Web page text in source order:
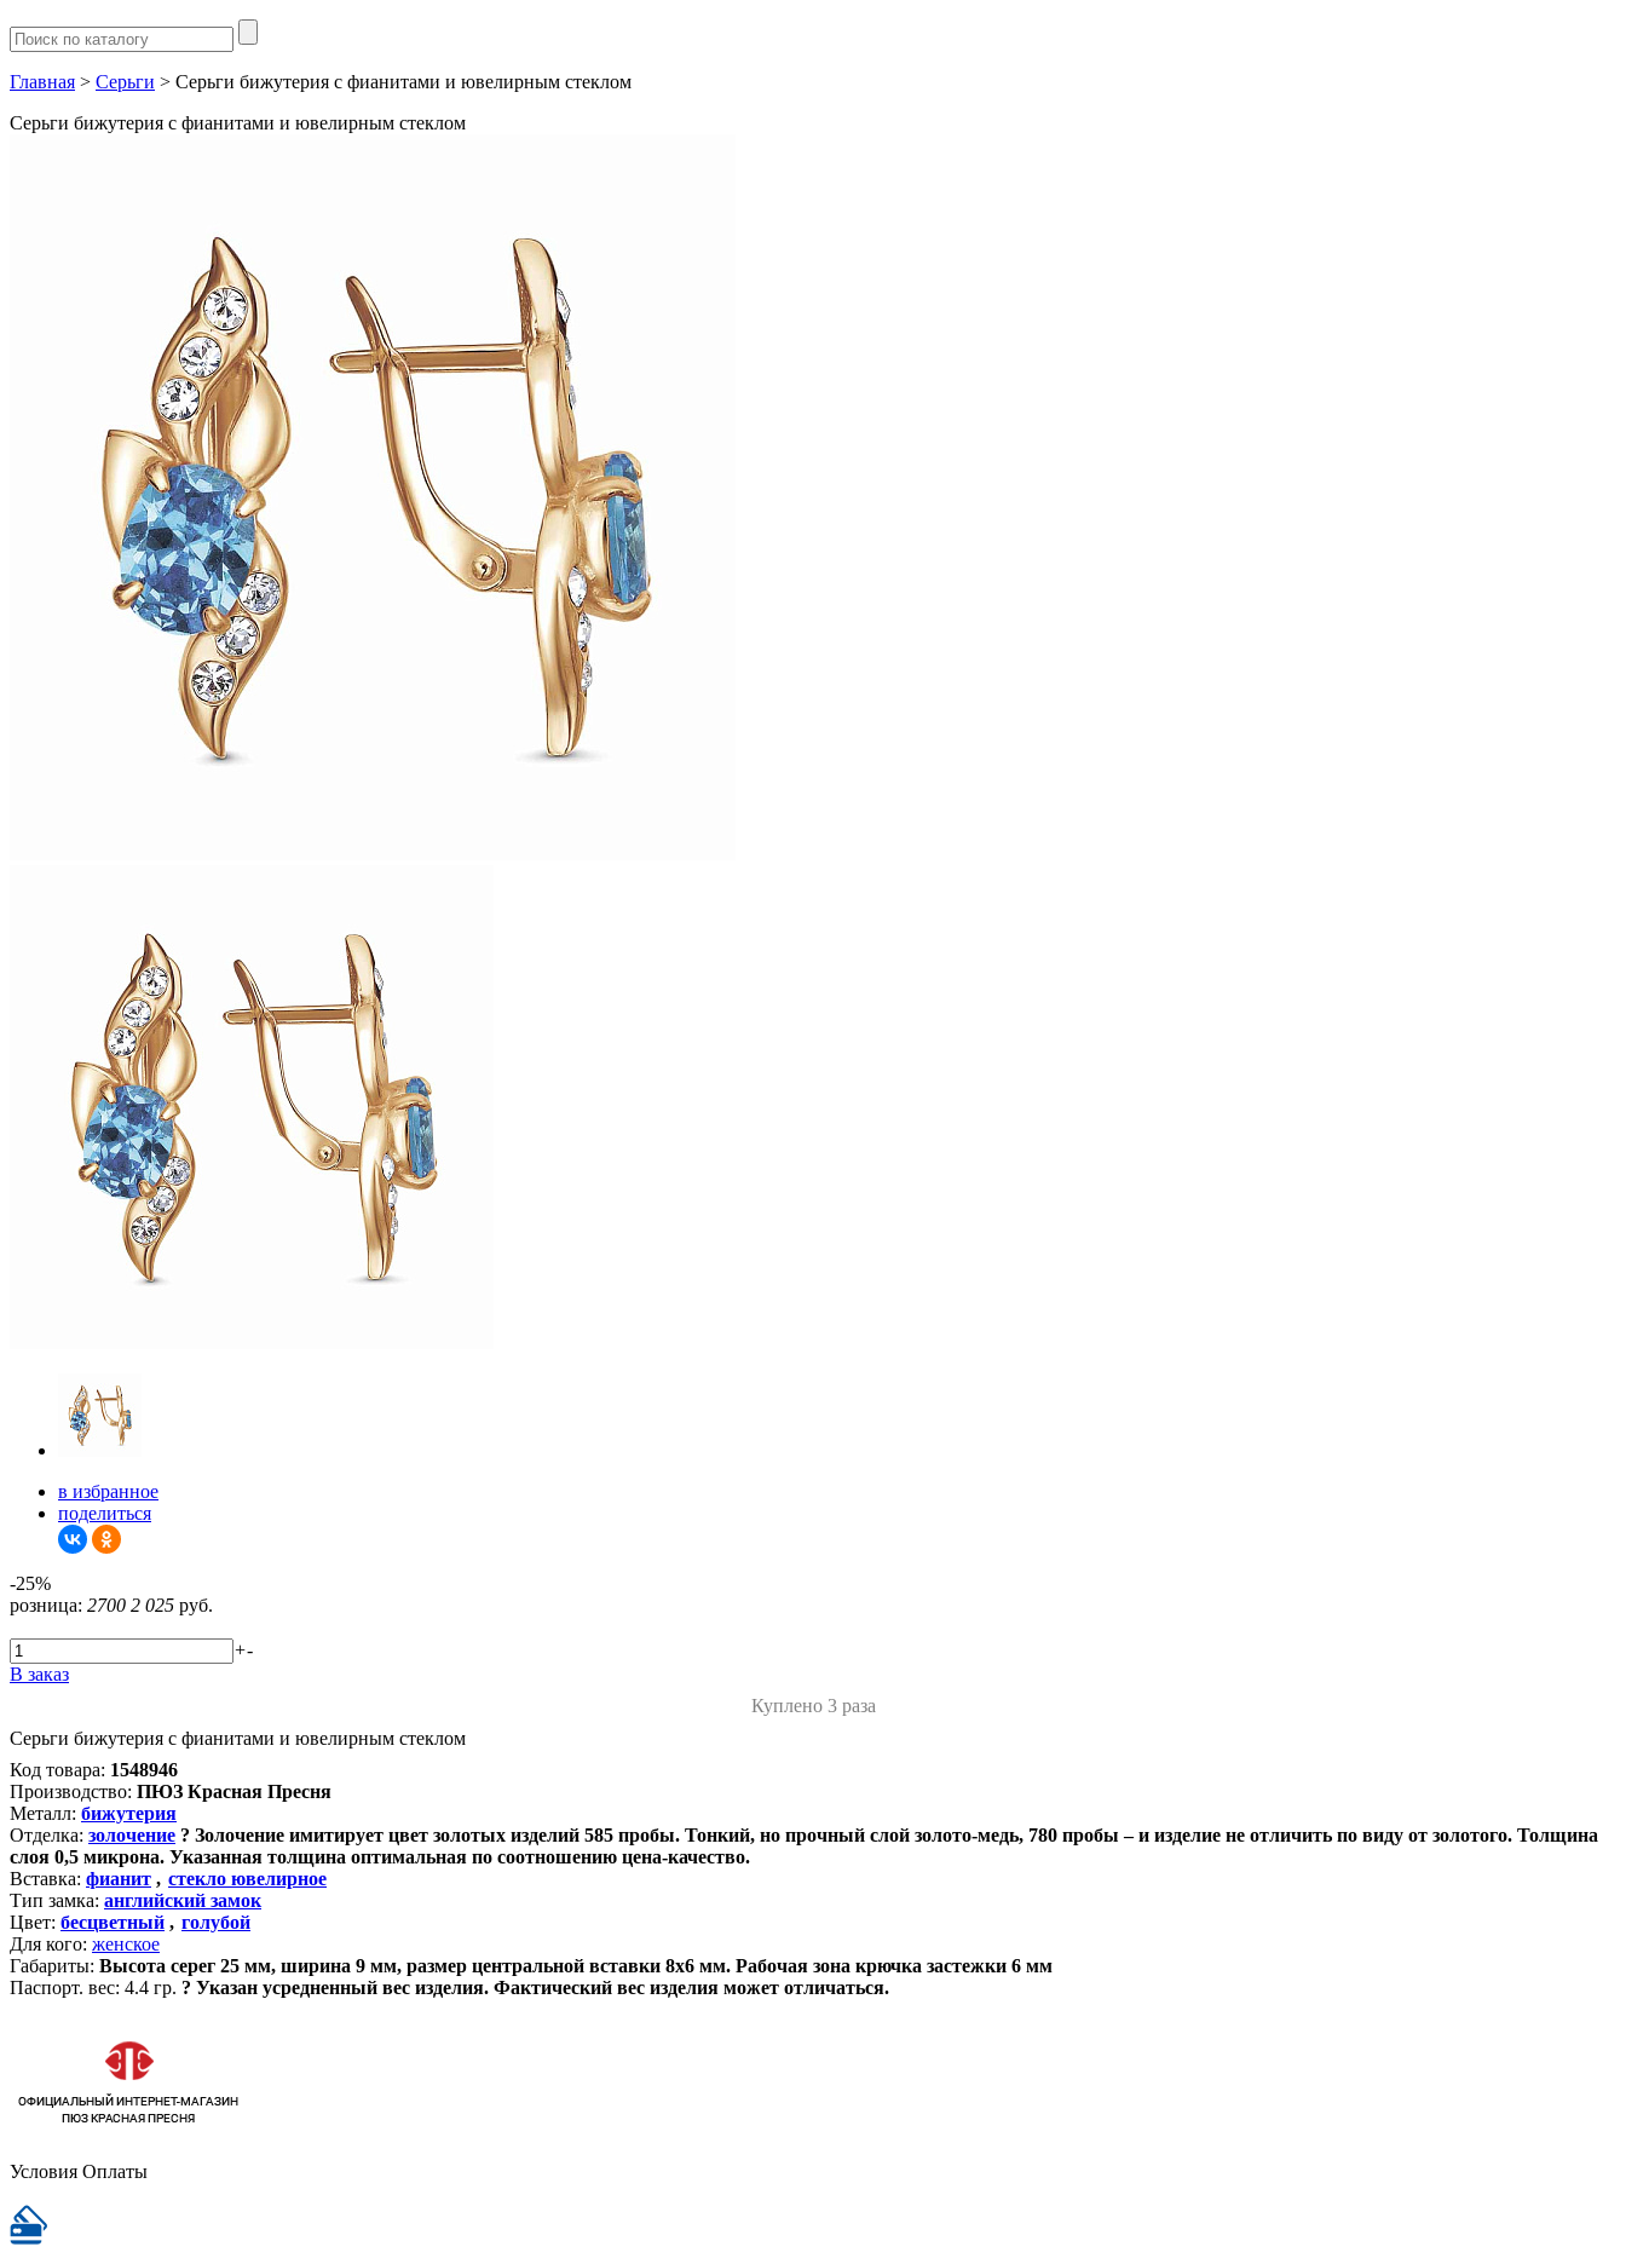
Главная > Серьги > Серьги бижутерия с фианитами и ювелирным стеклом
Серьги бижутерия с фианитами и ювелирным стеклом
в избранное
поделиться
-25%
розница: 2700 2 025 руб.
+-
В заказ
Куплено 3 раза
Серьги бижутерия с фианитами и ювелирным стеклом
Код товара: 1548946
Производство: ПЮЗ Красная Пресня
Металл: бижутерия
Отделка: золочение ? Золочение имитирует цвет золотых изделий 585 пробы. Тонкий, но прочный слой золото-медь, 780 пробы – и изделие не отличить по виду от золотого. Толщина
слоя 0,5 микрона. Указанная толщина оптимальная по соотношению цена-качество.
Вставка: фианит , стекло ювелирное
Тип замка: английский замок
Цвет: бесцветный , голубой
Для кого: женское
Габариты: Высота серег 25 мм, ширина 9 мм, размер центральной вставки 8х6 мм. Рабочая зона крючка застежки 6 мм
Паспорт. вес: 4.4 гр. ? Указан усредненный вес изделия. Фактический вес изделия может отличаться.
Условия Оплаты